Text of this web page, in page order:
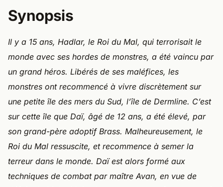
Synopsis
Il y a 15 ans, Hadlar, le Roi du Mal, qui terrorisait le
monde avec ses hordes de monstres, a été vaincu par
un grand héros. Libérés de ses maléfices, les
monstres ont recommencé à vivre discrètement sur
une petite île des mers du Sud, l’île de Dermline. C’est
sur cette île que Daï, âgé de 12 ans, a été élevé, par
son grand-père adoptif Brass. Malheureusement, le
Roi du Mal ressuscite, et recommence à semer la
terreur dans le monde. Daï est alors formé aux
techniques de combat par maître Avan, en vue de